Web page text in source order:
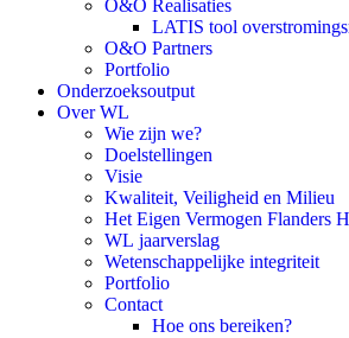
O&O Realisaties
LATIS tool
O&O Partners
Portfolio
Onderzoeksoutput
Over WL
Wie zijn we?
Doelstellingen
Visie
Kwaliteit, Veiligheid en Milieu
Het Eigen Vermogen Flanders
WL jaarverslag
Wetenschappelijke integriteit
Portfolio
Contact
Hoe ons bereiken?